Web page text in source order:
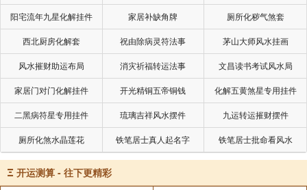
阳宅流年九星化解挂件 家居补缺角牌 厕所化秽气煞套
西北厨房化解套 祝由除病灵符法事 茅山大师风水挂画
风水摧财助运布局 消灾祈福转运法事 文昌读书考试风水局
家居门对门化解挂件 开光精铜五帝铜钱 化解五黄煞星专用挂件
二黑病符星专用挂件 琉璃吉祥风水摆件 九运转运摧财摆件
厕所化煞水晶莲花 铁笔居士真人起名字 铁笔居士批命看风水
Ξ 开运测算 - 往下更精彩